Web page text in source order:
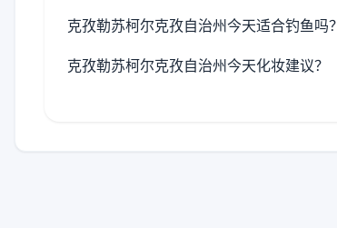
克孜勒苏柯尔克孜自治州今天适合钓鱼吗？
克孜勒苏柯尔克孜自治州今天化妆建议？